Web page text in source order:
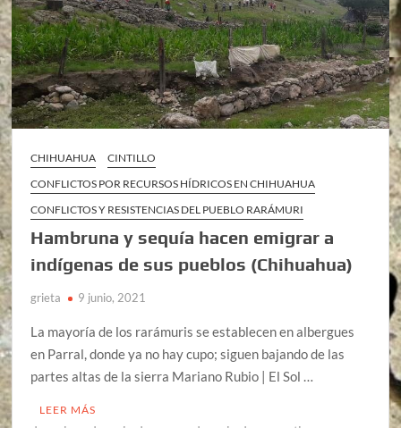
CHIHUAHUA
CINTILLO
CONFLICTOS POR RECURSOS HÍDRICOS EN CHIHUAHUA
CONFLICTOS Y RESISTENCIAS DEL PUEBLO RARÁMURI
Hambruna y sequía hacen emigrar a
indígenas de sus pueblos (Chihuahua)
grieta 9 junio, 2021
La mayoría de los rarámuris se establecen en albergues
en Parral, donde ya no hay cupo; siguen bajando de las
partes altas de la sierra Mariano Rubio | El Sol …
LEER MÁS